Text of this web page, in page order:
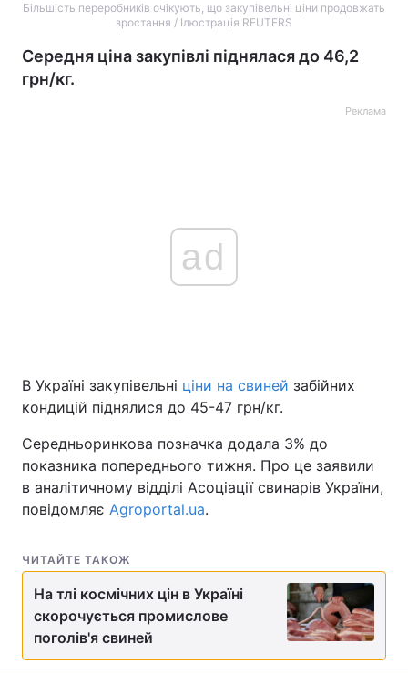
Головна Війна
Політика
Економіка Світ
Зброя Інциденти
Здоров'я Туризм
Більшість переробників очікують, що закупівельні ціни продовжать
зростання / Ілюстрація REUTERS
Середня ціна закупівлі піднялася до 46,2
грн/кг.
Реклама
ad
В Україні закупівельні ціни на свиней забійних
кондицій піднялися до 45-47 грн/кг.
Середньоринкова позначка додала 3% до
показника попереднього тижня. Про це заявили
в аналітичному відділі Асоціації свинарів України,
повідомляє Agroportal.ua.
ЧИТАЙТЕ ТАКОЖ
На тлі космічних цін в Україні
скорочується промислове
поголів'я свиней